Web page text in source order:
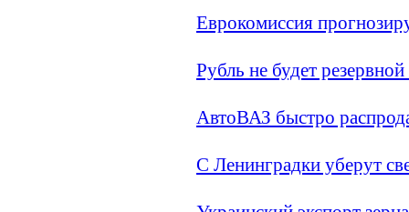
Еврокомиссия
Рубль не будет
АвтоВАЗ быстро
С Ленинградки уберут